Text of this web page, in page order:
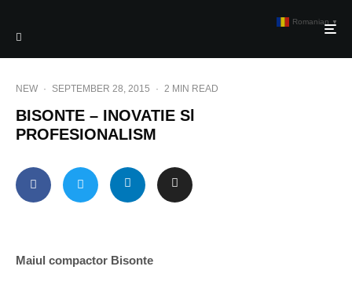
NEW · SEPTEMBER 28, 2015 · 2 MIN READ
BISONTE – INOVATIE Sl
PROFESIONALISM
Maiul compactor Bisonte
Romanian ▼